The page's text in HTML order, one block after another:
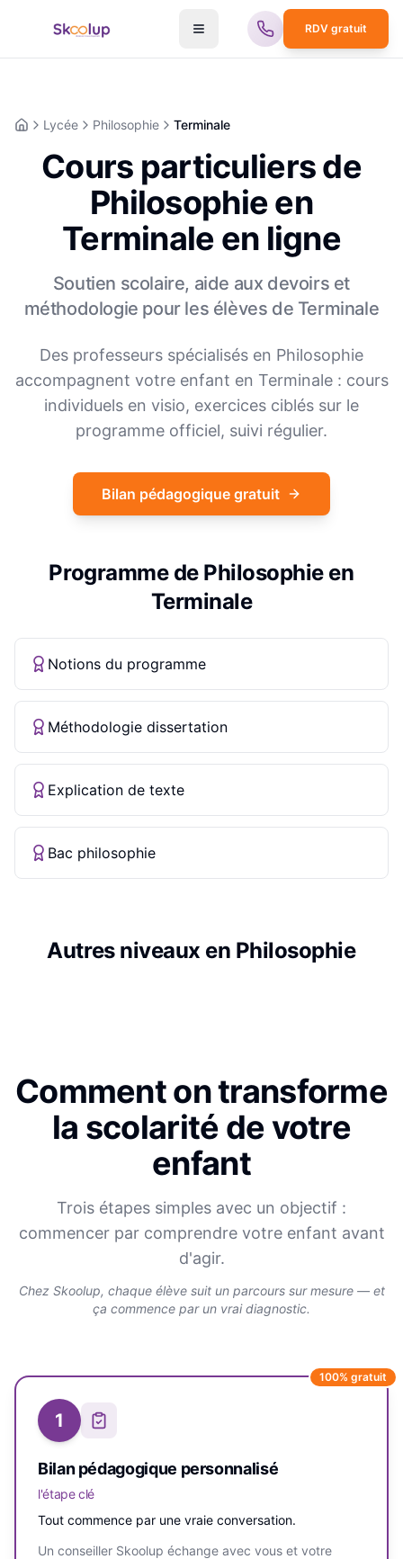
RDV gratuit
AccueilLycée Philosophie Terminale
Cours particuliers de
Philosophie en
Terminale en ligne
Soutien scolaire, aide aux devoirs et
méthodologie pour les élèves de Terminale
Des professeurs spécialisés en Philosophie
accompagnent votre enfant en Terminale: cours
individuels en visio, exercices ciblés sur le
programme officiel, suivi régulier.
Bilan pédagogique gratuit
Programme de Philosophieen
Terminale
Notions du programme
Méthodologie dissertation
Explication de texte
Bac philosophie
Autres niveaux en Philosophie
Comment on transforme
la scolarité de votre
enfant
Trois étapes simples avec un objectif :
commencer par comprendre votre enfant avant
d'agir.
Chez Skoolup, chaque élève suit un parcours sur mesure — et
ça commence par un vrai diagnostic.
100% gratuit
1
Bilan pédagogique personnalisé
l'étape clé
Tout commence par une vraie conversation.
Un conseiller Skoolup échange avec vous et votre